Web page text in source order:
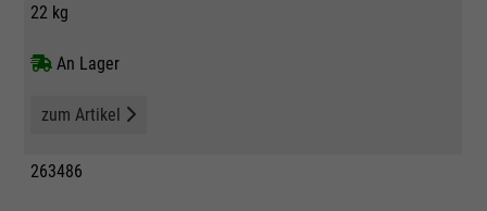
22 kg
An Lager
zum Artikel
263486